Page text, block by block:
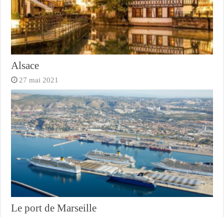
Alsace
27 mai 2021
Le port de Marseille